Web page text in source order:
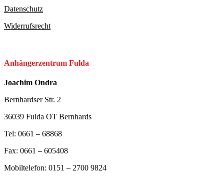
Datenschutz
Widerrufsrecht
Anhängerzentrum Fulda
Joachim Ondra
Bernhardser Str. 2
36039 Fulda OT Bernhards
Tel: 0661 – 68868
Fax: 0661 – 605408
Mobiltelefon: 0151 – 2700 9824